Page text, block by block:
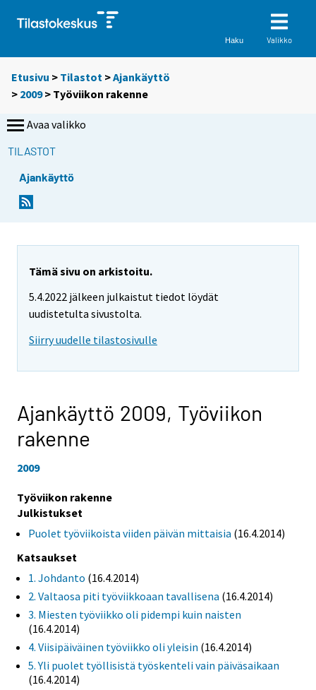
Haku Valikko
Etusivu > Tilastot >Ajankäyttö
> 2009> Työviikon rakenne
Avaa valikko
TILASTOT
Ajankäyttö
Tämä sivu on arkistoitu.
5.4.2022 jälkeen julkaistut tiedot löydät
uudistetulta sivustolta.
Siirry uudelle tilastosivulle
Ajankäyttö 2009, Työviikon
rakenne
2009
Työviikon rakenne
Julkistukset
Puolet työviikoista viiden päivän mittaisia (16.4.2014)
Katsaukset
1. Johdanto (16.4.2014)
2. Valtaosa piti työviikkoaan tavallisena (16.4.2014)
3. Miesten työviikko oli pidempi kuin naisten
(16.4.2014)
4. Viisipäiväinen työviikko oli yleisin (16.4.2014)
5. Yli puolet työllisistä työskenteli vain päiväsaikaan
(16.4.2014)